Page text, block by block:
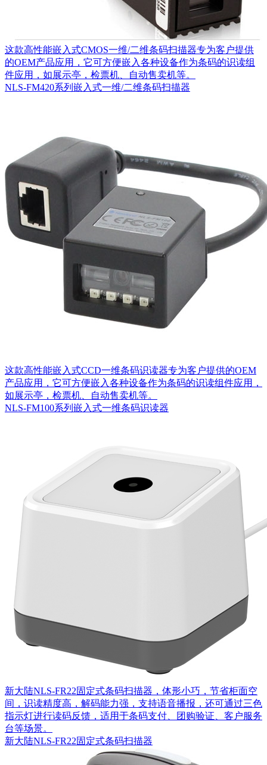
这款高性能嵌入式CMOS一维/二维条码扫描器专为客户提供
的OEM产品应用，它可方便嵌入各种设备作为条码的识读组
件应用，如展示亭，检票机、自动售卖机等。
NLS-FM420系列嵌入式一维/二维条码扫描器
这款高性能嵌入式CCD一维条码识读器专为客户提供的OEM
产品应用，它可方便嵌入各种设备作为条码的识读组件应用，
如展示亭，检票机、自动售卖机等。
NLS-FM100系列嵌入式一维条码识读器
新大陆NLS-FR22固定式条码扫描器，体形小巧，节省柜面空
间，识读精度高，解码能力强，支持语音播报，还可通过三色
指示灯进行读码反馈，适用于条码支付、团购验证、客户服务
台等场景。
新大陆NLS-FR22固定式条码扫描器